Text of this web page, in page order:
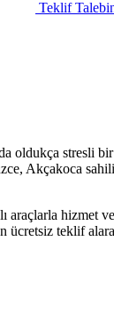
Teklif
oldukça
Akçakoca
teklif